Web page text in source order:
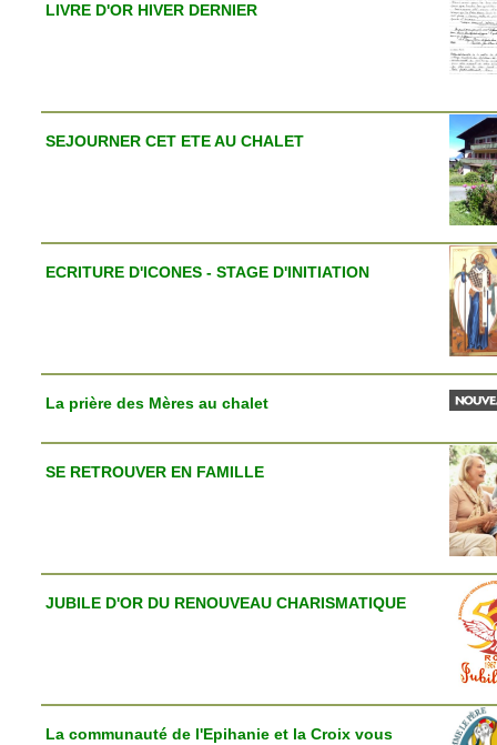
LIVRE D'OR HIVER DERNIER
SEJOURNER CET ETE AU CHALET
ECRITURE D'ICONES - STAGE D'INITIATION
La prière des Mères au chalet
SE RETROUVER EN FAMILLE
JUBILE D'OR DU RENOUVEAU CHARISMATIQUE
La communauté de l'Epihanie et la Croix vous